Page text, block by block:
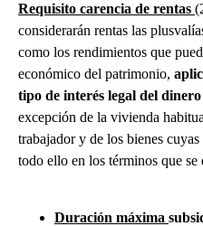
Requisito carencia de rentas
considerarán rentas las
como los rendimientos que
económico del patrimonio,
tipo de interés legal del
excepción de la vivienda
trabajador y de los bienes
todo ello en los términos que se
Duración máxima